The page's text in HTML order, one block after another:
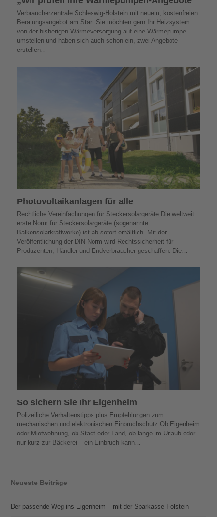
Verbraucherzentrale Schleswig-Holstein mit neuem, kostenfreien
Beratungsangebot am Start Sie möchten gern Ihr Heizsystem
von der bisherigen Wärmeversorgung auf eine Wärmepumpe
umstellen und haben sich auch schon ein, zwei Angebote
erstellen…
Photovoltaik­­anlagen für alle
Rechtliche Vereinfachungen für Steckersolargeräte Die weltweit
erste Norm für Steckersolargeräte (sogenannte
Balkonsolarkraftwerke) ist ab sofort erhältlich. Mit der
Veröffentlichung der DIN-Norm wird Rechtssicherheit für
Produzenten, Händler und Endverbraucher geschaffen. Die…
So sichern Sie Ihr Eigenheim
Polizeiliche Verhaltenstipps plus Empfehlungen zum
mechanischen und elektronischen Einbruchschutz Ob Eigenheim
oder Mietwohnung, ob Stadt oder Land, ob lange im Urlaub oder
nur kurz zur Bäckerei – ein Einbruch kann…
Neueste Beiträge
Der passende Weg ins Eigenheim – mit der Sparkasse Holstein